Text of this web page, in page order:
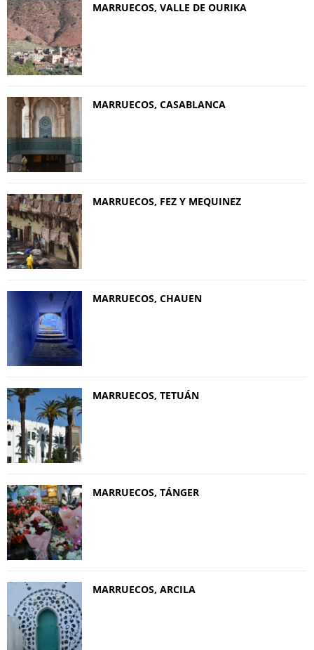
MARRUECOS, VALLE DE OURIKA
MARRUECOS, CASABLANCA
MARRUECOS, FEZ Y MEQUINEZ
MARRUECOS, CHAUEN
MARRUECOS, TETUÁN
MARRUECOS, TÁNGER
MARRUECOS, ARCILA